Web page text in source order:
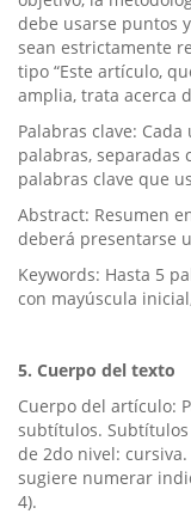
debe usarse puntos
sean estrictamente
tipo “Este artículo,
amplia, trata acerca
Palabras clave:
palabras, separadas
palabras clave que
Abstract: Resumen
deberá presentarse
Keywords: Hasta 5
con mayúscula
5. Cuerpo del texto
Cuerpo del artículo:
subtítulos.
de 2do nivel:
sugiere numerar
4).